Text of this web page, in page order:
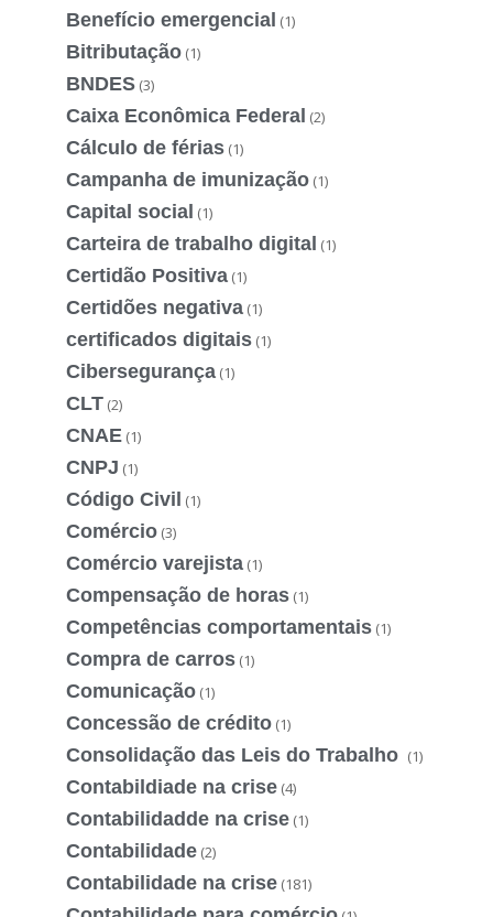
Benefício emergencial (1)
Bitributação (1)
BNDES (3)
Caixa Econômica Federal (2)
Cálculo de férias (1)
Campanha de imunização (1)
Capital social (1)
Carteira de trabalho digital (1)
Certidão Positiva (1)
Certidões negativa (1)
certificados digitais (1)
Cibersegurança (1)
CLT (2)
CNAE (1)
CNPJ (1)
Código Civil (1)
Comércio (3)
Comércio varejista (1)
Compensação de horas (1)
Competências comportamentais (1)
Compra de carros (1)
Comunicação (1)
Concessão de crédito (1)
Consolidação das Leis do Trabalho (1)
Contabildiade na crise (4)
Contabilidadde na crise (1)
Contabilidade (2)
Contabilidade na crise (181)